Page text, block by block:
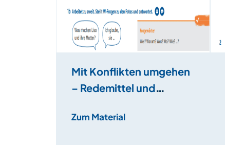
Mit Konflikten umgehen
– Redemittel und
Zum Material